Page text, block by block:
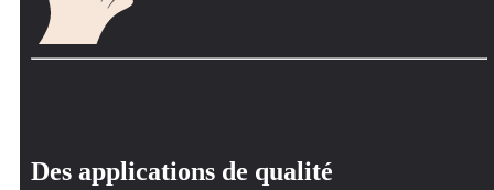
Des applications de qualité